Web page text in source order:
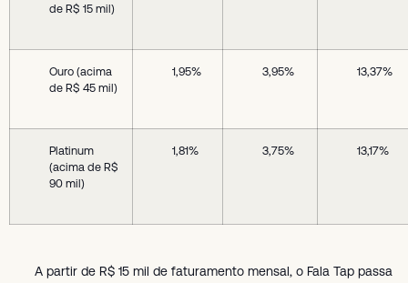
de R$ 15 mil)
Ouro (acima
de R$ 45 mil)
1,95% 3,95% 13,37%
Platinum
(acima de R$
90 mil)
1,81% 3,75% 13,17%
A partir de R$ 15 mil de faturamento mensal, o Fala Tap passa